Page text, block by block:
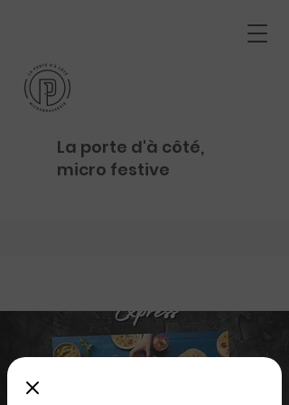
La porte d'à côté,
micro festive